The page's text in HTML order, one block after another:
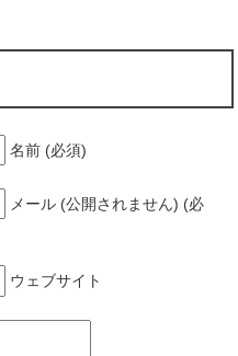
名前 (必須)
メール (公開されません) (必
ウェブサイト